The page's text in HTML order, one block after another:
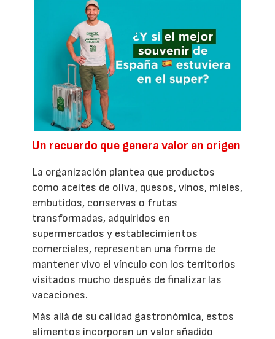
Un recuerdo que genera valor en origen
La organización plantea que productos
como aceites de oliva, quesos, vinos, mieles,
embutidos, conservas o frutas
transformadas, adquiridos en
supermercados y establecimientos
comerciales, representan una forma de
mantener vivo el vínculo con los territorios
visitados mucho después de finalizar las
vacaciones.
Más allá de su calidad gastronómica, estos
alimentos incorporan un valor añadido